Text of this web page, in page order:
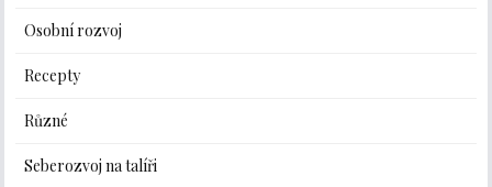
Osobní rozvoj
Recepty
Různé
Seberozvoj na talíři